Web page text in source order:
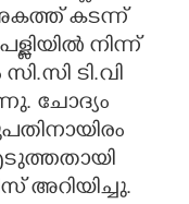
കടന്ന്
നിന്ന്
ടി.വി
ചോദ്യം
അറിയിച്ചു.